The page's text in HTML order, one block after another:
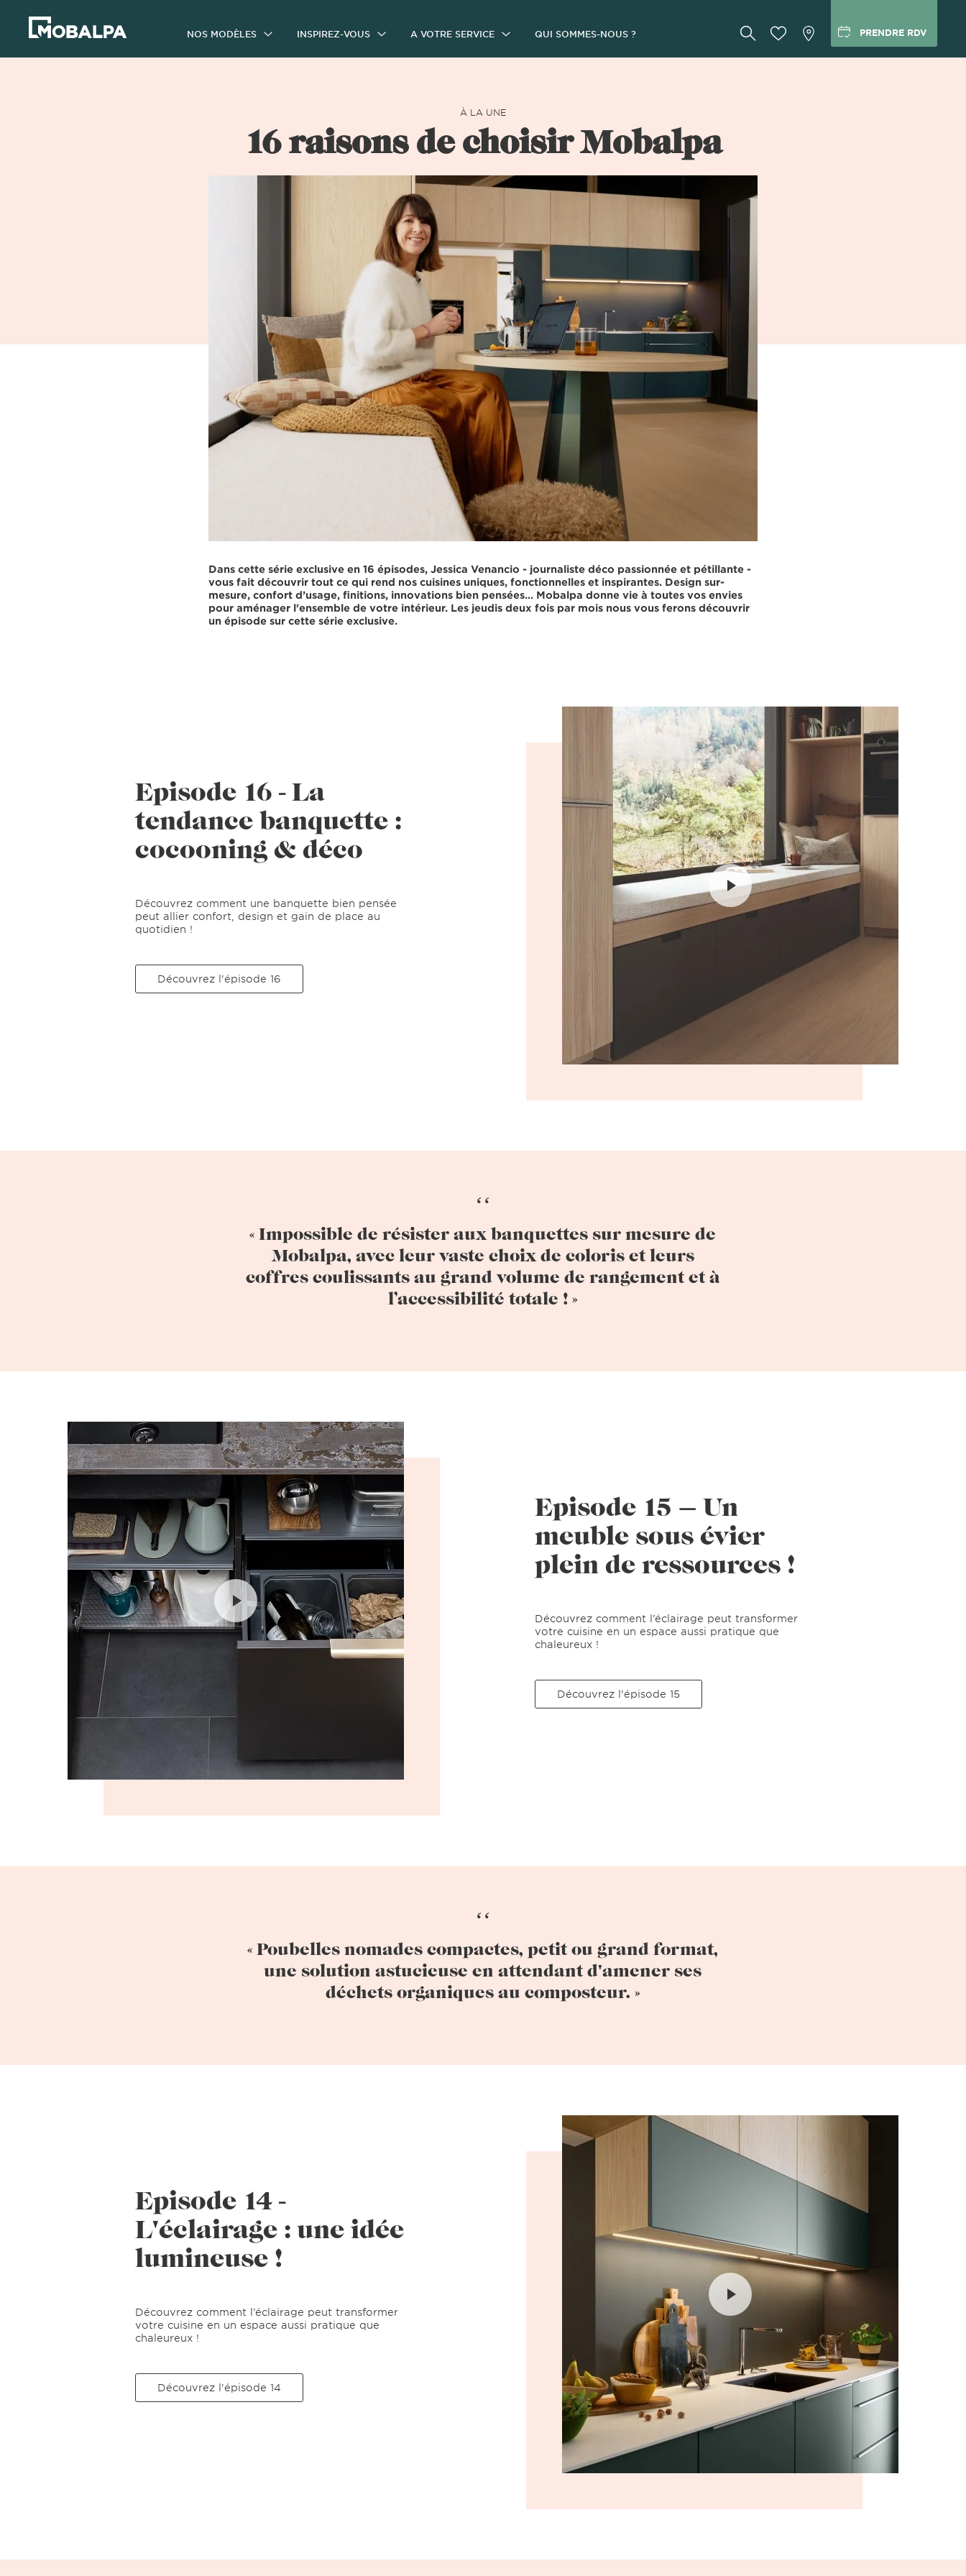
NOS MODÈLES INSPIREZ-VOUS A VOTRE SERVICE QUI SOMMES-NOUS ? PRENDRE RDV
À LA UNE
16 raisons de choisir Mobalpa
Dans cette série exclusive en 16 épisodes, Jessica Venancio - journaliste déco passionnée et pétillante -
vous fait découvrir tout ce qui rend nos cuisines uniques, fonctionnelles et inspirantes. Design sur-
mesure, confort d’usage, finitions, innovations bien pensées... Mobalpa donne vie à toutes vos envies
pour aménager l'ensemble de votre intérieur. Les jeudis deux fois par mois nous vous ferons découvrir
un épisode sur cette série exclusive.
Episode 16 - La
tendance banquette :
cocooning & déco
Découvrez comment une banquette bien pensée
peut allier confort, design et gain de place au
quotidien !
Découvrez l'épisode 16
« Impossible de résister aux banquettes sur mesure de
Mobalpa, avec leur vaste choix de coloris et leurs
coffres coulissants au grand volume de rangement et à
l’accessibilité totale ! »
Episode 15 – Un
meuble sous évier
plein de ressources !
Découvrez comment l’éclairage peut transformer
votre cuisine en un espace aussi pratique que
chaleureux !
Découvrez l'épisode 15
« Poubelles nomades compactes, petit ou grand format,
une solution astucieuse en attendant d'amener ses
déchets organiques au composteur. »
Episode 14 -
L'éclairage : une idée
lumineuse !
Découvrez comment l’éclairage peut transformer
votre cuisine en un espace aussi pratique que
chaleureux !
Découvrez l'épisode 14